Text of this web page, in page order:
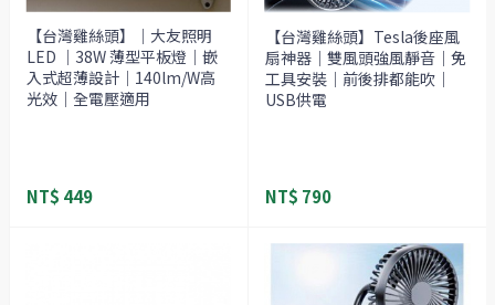
【台灣雞絲頭】｜大友照明
LED ｜38W 薄型平板燈｜嵌
入式超薄設計｜140lm/W高
光效｜全電壓適用
NT$ 449
【台灣雞絲頭】Tesla後座風
扇神器｜雙風頭強風靜音｜免
工具安裝｜前後排都能吹｜
USB供電
NT$ 790